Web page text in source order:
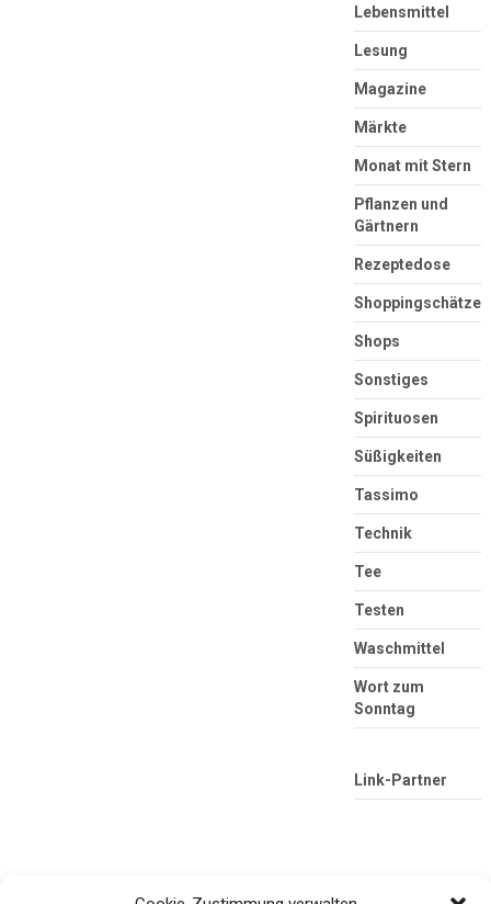
Lebensmittel
Lesung
Magazine
Märkte
Monat mit Stern
Pflanzen und
Gärtnern
Rezeptedose
Shoppingschätze
Shops
Sonstiges
Spirituosen
Süßigkeiten
Tassimo
Technik
Tee
Testen
Waschmittel
Wort zum
Sonntag
Link-Partner